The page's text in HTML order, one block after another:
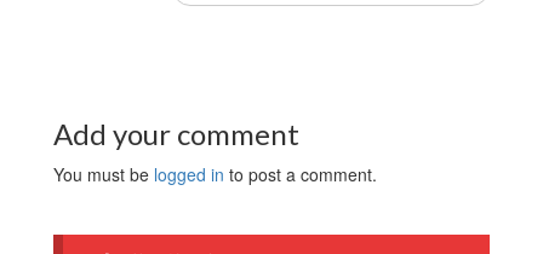
Add your comment
You must be logged in to post a comment.